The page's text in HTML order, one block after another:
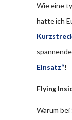
Wie eine
hatte ich
Einsatz“!
Flying
Warum